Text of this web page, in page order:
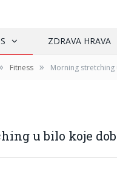
ZDRAVA HRAVA
Fitness » Morning
u bilo koje